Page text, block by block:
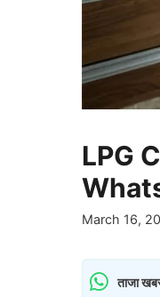
LPG
March 16,
ताजा